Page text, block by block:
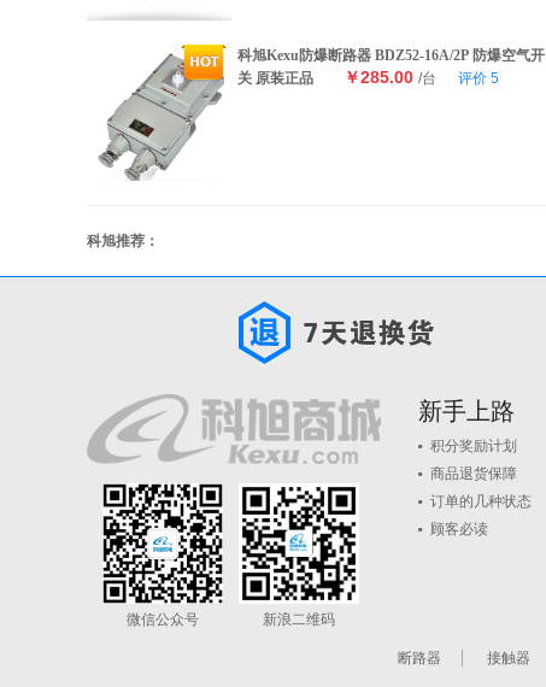
科旭Kexu防爆断路器 BDZ52-16A/2P 防爆空气开
关 原装正品
￥285.00 /台 评价 5
科旭推荐：
微信公众号 新浪二维码
新手上路
积分奖励计划
商品退货保障
订单的几种状态
顾客必读
断路器 接触器